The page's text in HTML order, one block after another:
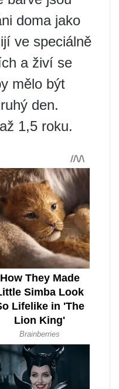
doma jako
ve speciálně
a živí se
mělo být
den.
1,5 roku.